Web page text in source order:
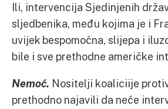
Ili, intervencija Sjedinjenih
sljedbenika, među kojima je i
uvijek bespomoćna, slijepa i
bile i sve prethodne američke
Nemoć. Nositelji koaliciije
prethodno najavili da neće